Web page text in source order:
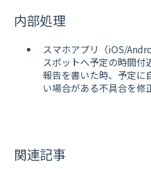
内部処理
スマホアプリ（iOS/
スポットへ予定の時間付
報告を書いた時、予定に
い場合がある不具合を修
関連記事